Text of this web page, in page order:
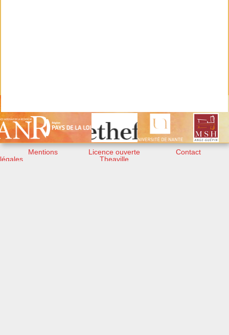
Mentions
légales
Licence ouverte
Theaville
Contact